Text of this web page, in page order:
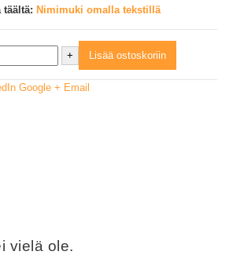
Nimimuki omalla tekstillä
+ Lisää ostoskoriin
Google + Email
vielä ole.